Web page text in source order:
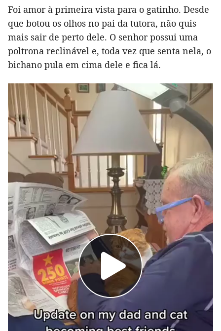
Foi amor à primeira vista para o gatinho. Desde
que botou os olhos no pai da tutora, não quis
mais sair de perto dele. O senhor possui uma
poltrona reclinável e, toda vez que senta nela, o
bichano pula em cima dele e fica lá.